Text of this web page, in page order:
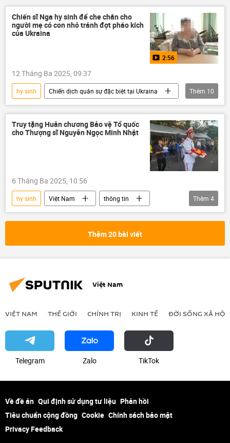
kỷ niệm
Chiến sĩ Nga hy sinh để che chắn cho
người mẹ có con nhỏ tránh đợt pháo kích
của Ukraina
2:56
12 Tháng Ba 2025, 09:37
hy sinh
Chiến dịch quân sự đặc biệt tại Ukraina
Thế giới
Ukraina
Nga
DNR
pháo kích
con
Chiến sĩ
UAV
Quân sự
Thêm 10
Truy tặng Huân chương Bảo vệ Tổ quốc
cho Thượng sĩ Nguyễn Ngọc Minh Nhật
6 Tháng Ba 2025, 10:56
hy sinh Việt Nam
thông tin
công an
Bộ Công an Việt Nam
Thêm 4
Thêm 20 bài viết
Việt Nam
VIỆT NAM THẾ GIỚI CHÍNH TRỊ KINH TẾ ĐỜI SỐNG XÃ HỘI
Telegram Zalo ТikТоk
Về đề án Qui định sử dụng tư liệu Phản hồi
Tiêu chuẩn cộng đồng Cookie Chính sách bảo mật
Privacy Feedback